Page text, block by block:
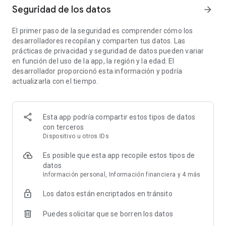
Cómodo editor de documentos y gestor de archivos
ruido
- Utilizar un gestor de archivos con funciones de carpeta, de
arrastrar y soltar, y de edición de documentos
- Proteja sus escaneos confidenciales bloqueando carpetas y
archivos con códigos PIN
- Escanee y comparta documentos con unos pocos clics
- Imprimir contratos y facturas directamente desde la
aplicación de escaneo
- Comparte y sube los documentos escaneados a servicios en
Con esta aplicación de escáner seguro, todos los documentos
escaneados o exportados se almacenan en su iPhone y ni
nosotros ni ningún tercero puede acceder a ellos.
Suscripciones ilimitadas
funciones de la aplicación.
Seguridad de los datos arrow_forward
El primer paso de la seguridad es comprender cómo los
desarrolladores recopilan y comparten tus datos. Las
prácticas de privacidad y seguridad de datos pueden variar
en función del uso de la app, la región y la edad. El
desarrollador proporcionó esta información y podría
actualizarla con el tiempo.
Esta app podría compartir estos tipos de datos
con terceros
Dispositivo u otros IDs
Es posible que esta app recopile estos tipos de
datos
Información personal, Información financiera y 4 más
Los datos están encriptados en tránsito
Puedes solicitar que se borren los datos